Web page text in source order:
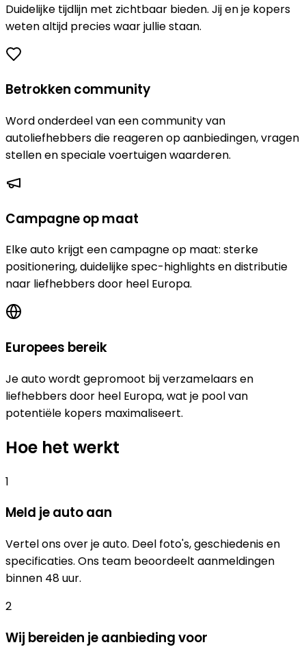
Duidelijke tijdlijn met zichtbaar bieden. Jij en je kopers
weten altijd precies waar jullie staan.
Betrokken community
Word onderdeel van een community van
autoliefhebbers die reageren op aanbiedingen, vragen
stellen en speciale voertuigen waarderen.
Campagne op maat
Elke auto krijgt een campagne op maat: sterke
positionering, duidelijke spec-highlights en distributie
naar liefhebbers door heel Europa.
Europees bereik
Je auto wordt gepromoot bij verzamelaars en
liefhebbers door heel Europa, wat je pool van
potentiële kopers maximaliseert.
Hoe het werkt
1
Meld je auto aan
Vertel ons over je auto. Deel foto's, geschiedenis en
specificaties. Ons team beoordeelt aanmeldingen
binnen 48 uur.
2
Wij bereiden je aanbieding voor